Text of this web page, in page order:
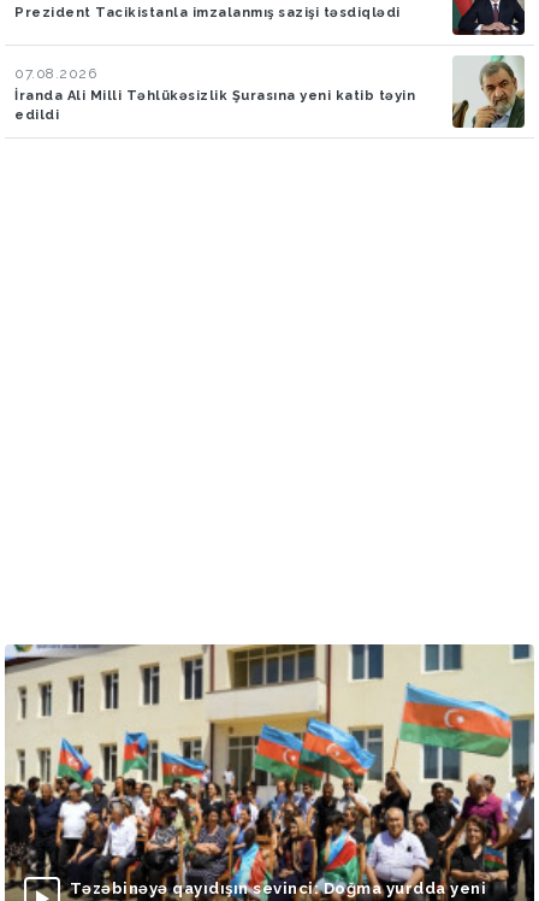
Prezident Tacikistanla imzalanmış sazişi təsdiqlədi
07.08.2026
İranda Ali Milli Təhlükəsizlik Şurasına yeni katib təyin
edildi
Təzəbinəyə qayıdışın sevinci: Doğma yurdda yeni